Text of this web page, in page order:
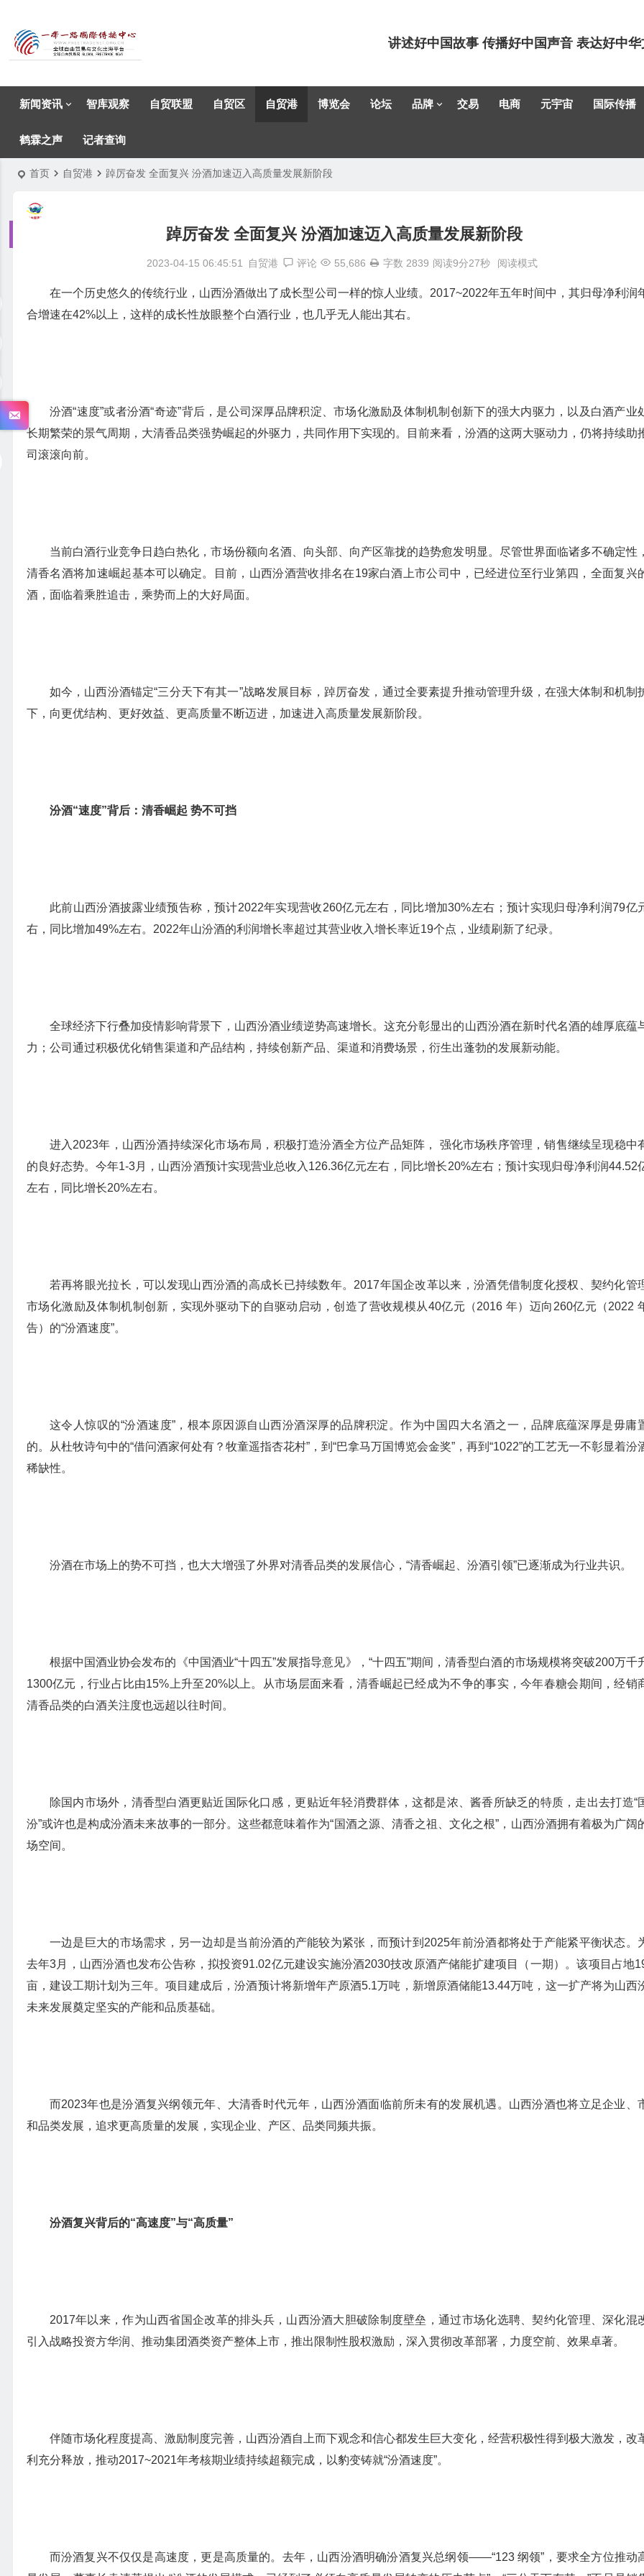
讲述好中国故事 传播好中国声音 表达好中
新闻资讯 智库观察 自贸联盟 自贸区 自贸港 博览会 论坛 品牌 交易 电商 元宇宙 国际传播
鹤霖之声 记者查询
首页 自贸港 踔厉奋发 全面复兴 汾酒加速迈入高质量发展新阶段
踔厉奋发 全面复兴 汾酒加速迈入高质量发展新阶段
2023-04-15 06:45:51 自贸港 评论 55,686 字数 2839 阅读9分27秒 阅读模式
在一个历史悠久的传统行业，山西汾酒做出了成长型公司一样的惊人业绩。2017~2022年五年时间中，其归母净利润
合增速在42%以上，这样的成长性放眼整个白酒行业，也几乎无人能出其右。
汾酒“速度”或者汾酒“奇迹”背后，是公司深厚品牌积淀、市场化激励及体制机制创新下的强大内驱力，以及白酒产业
长期繁荣的景气周期，大清香品类强势崛起的外驱力，共同作用下实现的。目前来看，汾酒的这两大驱动力，仍将持续助
司滚滚向前。
当前白酒行业竞争日趋白热化，市场份额向名酒、向头部、向产区靠拢的趋势愈发明显。尽管世界面临诸多不确定性
清香名酒将加速崛起基本可以确定。目前，山西汾酒营收排名在19家白酒上市公司中，已经进位至行业第四，全面复兴
酒，面临着乘胜追击，乘势而上的大好局面。
如今，山西汾酒锚定“三分天下有其一”战略发展目标，踔厉奋发，通过全要素提升推动管理升级，在强大体制和机制
下，向更优结构、更好效益、更高质量不断迈进，加速进入高质量发展新阶段。
汾酒“速度”背后：清香崛起 势不可挡
此前山西汾酒披露业绩预告称，预计2022年实现营收260亿元左右，同比增加30%左右；预计实现归母净利润79亿
右，同比增加49%左右。2022年山汾酒的利润增长率超过其营业收入增长率近19个点，业绩刷新了纪录。
全球经济下行叠加疫情影响背景下，山西汾酒业绩逆势高速增长。这充分彰显出的山西汾酒在新时代名酒的雄厚底蕴
力；公司通过积极优化销售渠道和产品结构，持续创新产品、渠道和消费场景，衍生出蓬勃的发展新动能。
进入2023年，山西汾酒持续深化市场布局，积极打造汾酒全方位产品矩阵， 强化市场秩序管理，销售继续呈现稳中
的良好态势。今年1-3月，山西汾酒预计实现营业总收入126.36亿元左右，同比增长20%左右；预计实现归母净利润44.52
左右，同比增长20%左右。
若再将眼光拉长，可以发现山西汾酒的高成长已持续数年。2017年国企改革以来，汾酒凭借制度化授权、契约化管
市场化激励及体制机制创新，实现外驱动下的自驱动启动，创造了营收规模从40亿元（2016 年）迈向260亿元（2022
告）的“汾酒速度”。
这令人惊叹的“汾酒速度”，根本原因源自山西汾酒深厚的品牌积淀。作为中国四大名酒之一，品牌底蕴深厚是毋庸
的。从杜牧诗句中的“借问酒家何处有？牧童遥指杏花村”，到“巴拿马万国博览会金奖”，再到“1022”的工艺无一不彰显着汾
稀缺性。
汾酒在市场上的势不可挡，也大大增强了外界对清香品类的发展信心，“清香崛起、汾酒引领”已逐渐成为行业共识。
根据中国酒业协会发布的《中国酒业“十四五”发展指导意见》，“十四五”期间，清香型白酒的市场规模将突破200万千
1300亿元，行业占比由15%上升至20%以上。从市场层面来看，清香崛起已经成为不争的事实，今年春糖会期间，经销
清香品类的白酒关注度也远超以往时间。
除国内市场外，清香型白酒更贴近国际化口感，更贴近年轻消费群体，这都是浓、酱香所缺乏的特质，走出去打造“
汾”或许也是构成汾酒未来故事的一部分。这些都意味着作为“国酒之源、清香之祖、文化之根”，山西汾酒拥有着极为广阔
场空间。
一边是巨大的市场需求，另一边却是当前汾酒的产能较为紧张，而预计到2025年前汾酒都将处于产能紧平衡状态。
去年3月，山西汾酒也发布公告称，拟投资91.02亿元建设实施汾酒2030技改原酒产储能扩建项目（一期）。该项目占地
亩，建设工期计划为三年。项目建成后，汾酒预计将新增年产原酒5.1万吨，新增原酒储能13.44万吨，这一扩产将为山西
未来发展奠定坚实的产能和品质基础。
而2023年也是汾酒复兴纲领元年、大清香时代元年，山西汾酒面临前所未有的发展机遇。山西汾酒也将立足企业、
和品类发展，追求更高质量的发展，实现企业、产区、品类同频共振。
汾酒复兴背后的“高速度”与“高质量”
2017年以来，作为山西省国企改革的排头兵，山西汾酒大胆破除制度壁垒，通过市场化选聘、契约化管理、深化混
引入战略投资方华润、推动集团酒类资产整体上市，推出限制性股权激励，深入贯彻改革部署，力度空前、效果卓著。
伴随市场化程度提高、激励制度完善，山西汾酒自上而下观念和信心都发生巨大变化，经营积极性得到极大激发，改
利充分释放，推动2017~2021年考核期业绩持续超额完成，以豹变铸就“汾酒速度”。
而汾酒复兴不仅仅是高速度，更是高质量的。去年，山西汾酒明确汾酒复兴总纲领——“123 纲领”，要求全方位推动